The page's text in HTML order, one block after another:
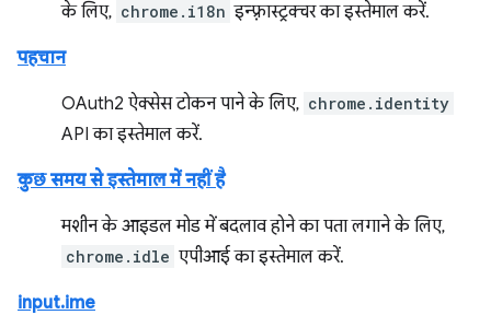
के लिए, chrome.i18n इन्फ़्रास्ट्रक्चर का इस्तेमाल करें.
पहचान
OAuth2 ऐक्सेस टोकन पाने के लिए, chrome.identity
API का इस्तेमाल करें.
कुछ समय से इस्तेमाल में नहीं है
मशीन के आइडल मोड में बदलाव होने का पता लगाने के लिए,
chrome.idle एपीआई का इस्तेमाल करें.
input.ime